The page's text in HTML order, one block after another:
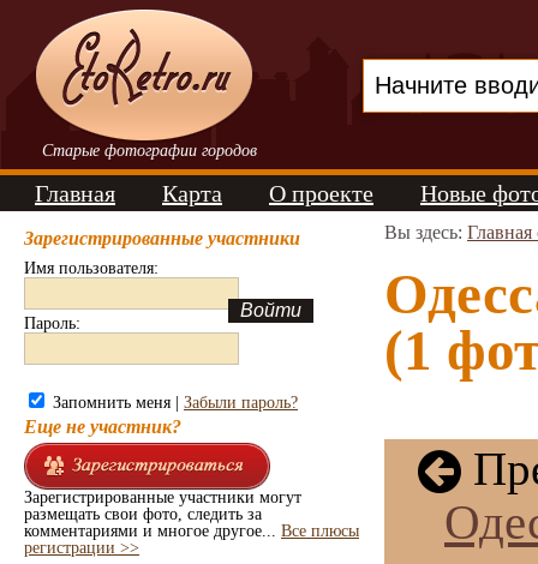
Старые фотографии городов
Главная Карта О проекте Новые
Зарегистрированные участники
Имя пользователя:
Пароль:
Запомнить меня | Забыли пароль?
Еще не участник?
Зарегистрированные участники могут
размещать свои фото, следить за
комментариями и многое другое... Все плюсы
регистрации >>
Вы здесь: Главная
(1